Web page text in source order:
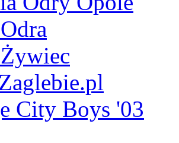
City Boys '03